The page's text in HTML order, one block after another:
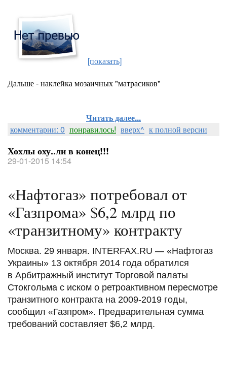
[показать]
Дальше - наклейка мозаичных "матрасиков"
Читать далее...
комментарии: 0 понравилось! вверх^ к полной версии
Хохлы оху..ли в конец!!!
29-01-2015 14:54
«Нафтогаз» потребовал от
«Газпрома» $6,2 млрд по
«транзитному» контракту
Москва. 29 января. INTERFAX.RU — «Нафтогаз
Украины» 13 октября 2014 года обратился
в Арбитражный институт Торговой палаты
Стокгольма с иском о ретроактивном пересмотре
транзитного контракта на 2009-2019 годы,
сообщил «Газпром». Предварительная сумма
требований составляет $6,2 млрд.